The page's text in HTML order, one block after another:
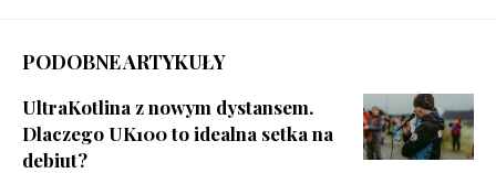
PODOBNE ARTYKUŁY
UltraKotlina z nowym dystansem.
Dlaczego UK100 to idealna setka na
debiut?